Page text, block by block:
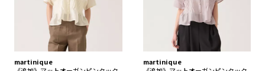
martinique
martinique